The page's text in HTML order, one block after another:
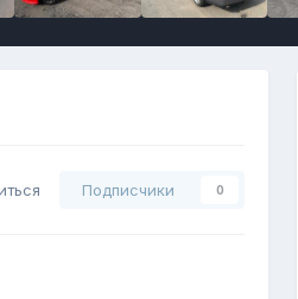
Подписчики 0